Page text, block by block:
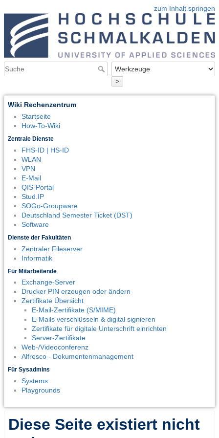
zum Inhalt springen
>
Wiki Rechenzentrum
Startseite
How-To-Wiki
Zentrale Dienste
FHS-ID | HS-ID
WLAN
VPN
E-Mail
QIS-Portal
Stud.IP
SOGo-Groupware
Deutschland Semester Ticket (DST)
Software
Dienste der Fakultäten
Zentraler Fileserver
Informatik
Für Mitarbeitende
Exchange-Server
Drucker PIN erzeugen oder ändern
Zertifikate Übersicht
E-Mail-Zertifikate (S/MIME)
E-Mails verschlüsseln & digital signieren
Zertifikate für digitale Unterschrift einrichten
Server-Zertifikate
Web-/Videoconferenz
Alfresco - Dokumentenmanagement
Für Sysadmins
Systems
Playgrounds
Diese Seite existiert nicht